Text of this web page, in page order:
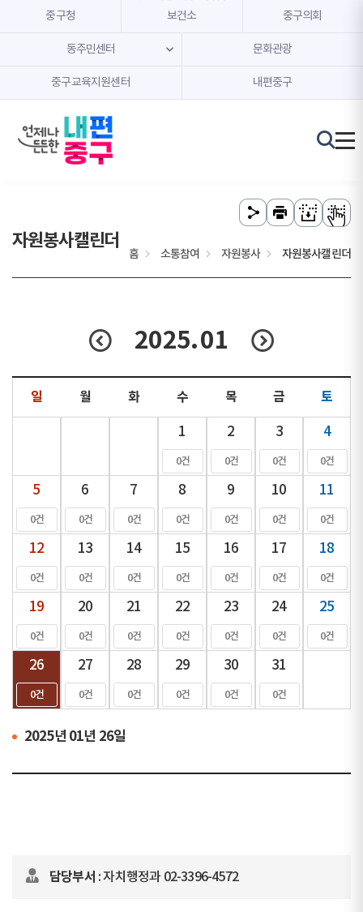
본문 내용 바로가기
주메뉴 바로가기
중구청 보건소 중구의회
동주민센터 문화관광
중구교육지원센터 내편중구
자원봉사캘린더
홈 소통참여 자원봉사 자원봉사캘린더
2025.01
일 월 화 수 목 금 토
1
0건
2
0건
3
0건
4
0건
5
0건
6
0건
7
0건
8
0건
9
0건
10
0건
11
0건
12
0건
13
0건
14
0건
15
0건
16
0건
17
0건
18
0건
19
0건
20
0건
21
0건
22
0건
23
0건
24
0건
25
0건
26
0건
27
0건
28
0건
29
0건
30
0건
31
0건
2025년 01년 26일
담당부서 : 자치행정과 02-3396-4572